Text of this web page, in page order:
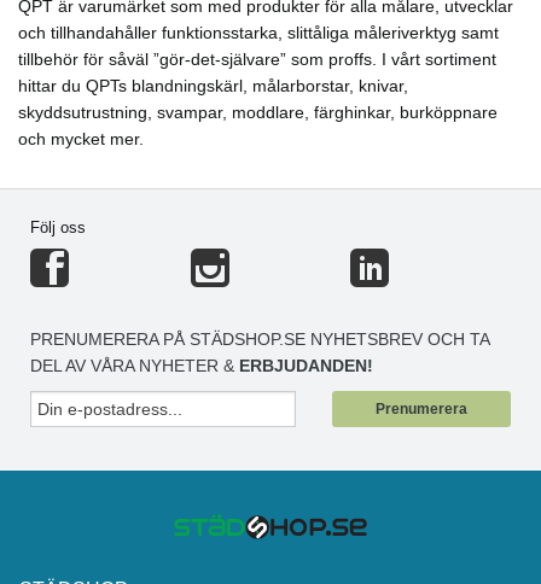
QPT är varumärket som med produkter för alla målare, utvecklar
och tillhandahåller funktionsstarka, slittåliga måleriverktyg samt
tillbehör för såväl ”gör-det-självare” som proffs. I vårt sortiment
hittar du QPTs blandningskärl, målarborstar, knivar,
skyddsutrustning, svampar, moddlare, färghinkar, burköppnare
och mycket mer.
Följ oss
PRENUMERERA PÅ STÄDSHOP.SE NYHETSBREV OCH TA
DEL AV VÅRA NYHETER & ERBJUDANDEN!
Prenumerera